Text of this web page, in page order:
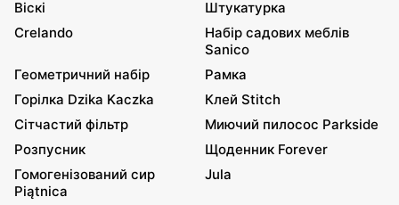
Віскі
Штукатурка
Crelando
Набір садових меблів
Sanico
Геометричний набір
Рамка
Горілка Dzika Kaczka
Клей Stitch
Сітчастий фільтр
Миючий пилосос Parkside
Розпусник
Щоденник Forever
Гомогенізований сир
Piątnica
Jula